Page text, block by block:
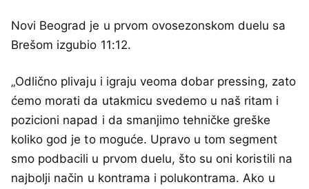
Novi Beograd je u prvom ovosezonskom duelu sa
Brešom izgubio 11:12.
„Odlično plivaju i igraju veoma dobar pressing, zato
ćemo morati da utakmicu svedemo u naš ritam i
pozicioni napad i da smanjimo tehničke greške
koliko god je to moguće. Upravo u tom segment
smo podbacili u prvom duelu, što su oni koristili na
najbolji način u kontrama i polukontrama. Ako u